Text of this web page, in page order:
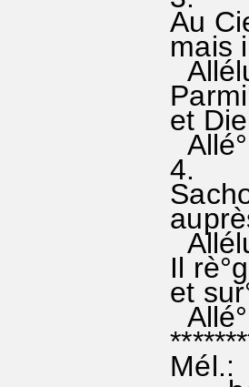
Au
mais
et
4.
Il
et
Mél.: